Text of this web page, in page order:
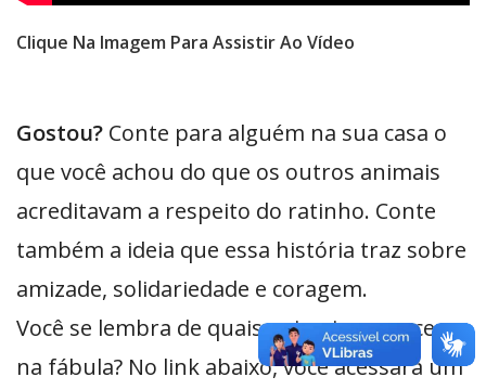
Clique Na Imagem Para Assistir Ao Vídeo
Gostou? Conte para alguém na sua casa o
que você achou do que os outros animais
acreditavam a respeito do ratinho. Conte
também a ideia que essa história traz sobre
amizade, solidariedade e coragem.
Você se lembra de quais animais aparecem
na fábula? No link abaixo, você acessará um